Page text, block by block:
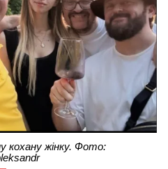
кохану жінку. Фото: